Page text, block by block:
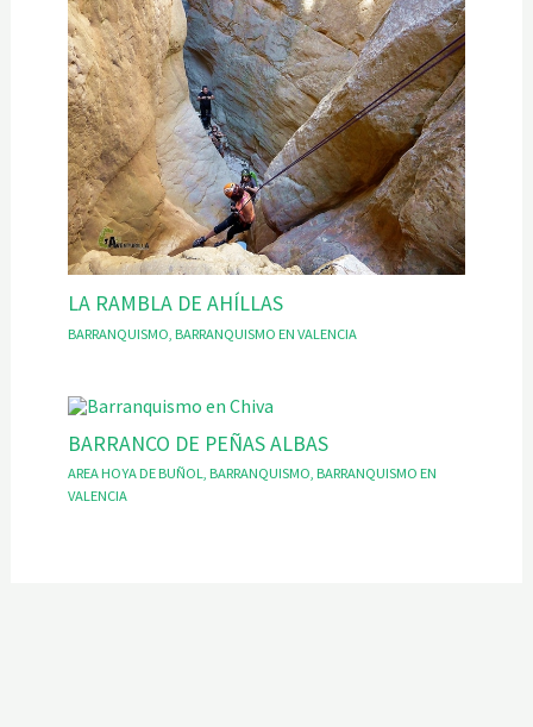
LA RAMBLA DE AHÍLLAS
BARRANQUISMO BARRANQUISMO EN VALENCIA
BARRANCO DE PEÑAS ALBAS
AREA HOYA DE BUÑOL BARRANQUISMO BARRANQUISMO EN
VALENCIA